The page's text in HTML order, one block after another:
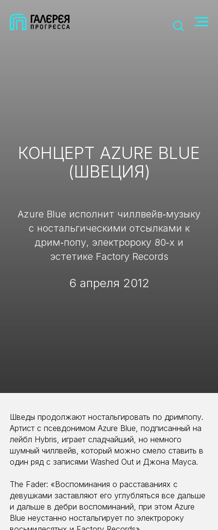
КОНЦЕРТ AZURE BLUE
(ШВЕЦИЯ)
Azure Blue исполнит чиллвейв‑музыку
с ностальгическими отсылками к
дрим‑попу, электророку 80‑х и
эстетике Factory Records
6 апреля 2012
Шведы продолжают ностальгировать по дримпопу.
Артист с псевдонимом Azure Blue, подписанный на
лейбл Hybris, играет сладчайший, но немного
шумный чиллвейв, который можно смело ставить в
один ряд с записями Washed Out и Джона Мауса.
The Fader: «Воспоминания о расставаниях с
девушками заставляют его углубляться все дальше
и дальше в дебри воспоминаний, при этом Azure
Blue неустанно ностальгирует по электророку